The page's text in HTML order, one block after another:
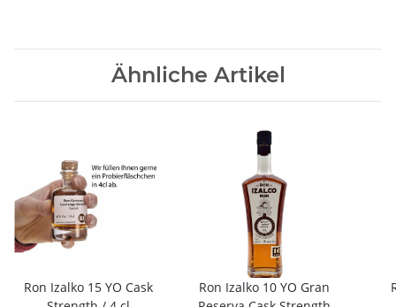
Ähnliche Artikel
Ron Izalko 15 YO Cask
Ron Izalko 10 YO Gran